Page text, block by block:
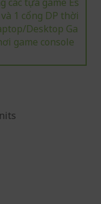
1 cổng DP thời
Desktop Ga
game console